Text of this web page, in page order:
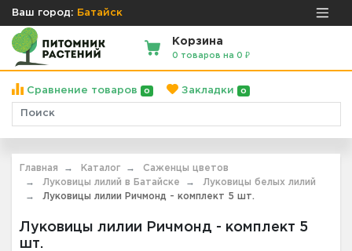
Ваш город: Батайск
Корзина
0 товаров на 0 ₽
Сравнение товаров 0 Закладки 0
Главная Каталог
Саженцы цветов
Луковицы лилий в Батайске
Луковицы белых лилий
Луковицы лилии Ричмонд - комплект 5 шт.
Луковицы лилии Ричмонд - комплект 5
шт.